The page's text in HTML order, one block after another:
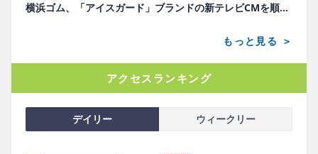
横浜ゴム、「アイスガード」ブランドの新テレビCMを順次放映
もっと見る ＞
アクセスランキング
デイリー ウィークリー